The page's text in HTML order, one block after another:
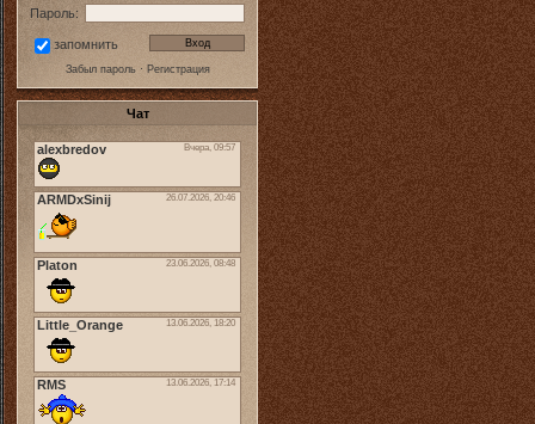
Пароль:
запомнить
Забыл пароль· Регистрация
Чат